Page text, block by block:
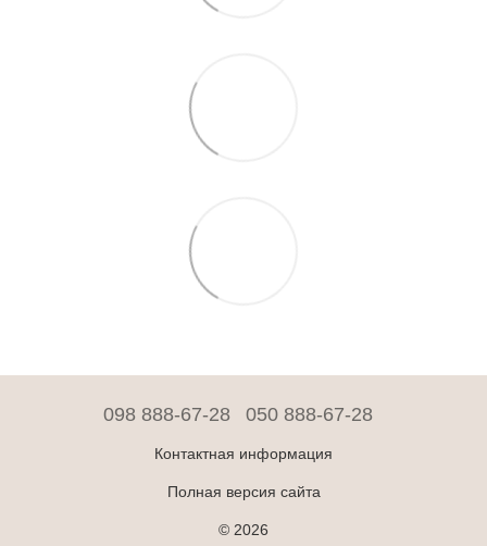
098 888-67-28 050 888-67-28
Контактная информация
Полная версия сайта
© 2026